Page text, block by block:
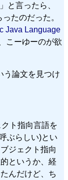
と言ったら、
たのだった。
Java Language
こーゆーのが欲
う論文を見つけ
ト指向言語を
ぶらしい)とい
ジェクト指向
というか、経
んだけど、ち